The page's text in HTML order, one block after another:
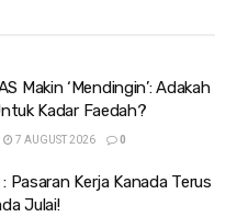
Makin ‘Mendingin’: Adakah
Kadar Faedah?
7 AUGUST 2026 0
Pasaran Kerja Kanada Terus
Julai!